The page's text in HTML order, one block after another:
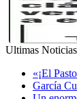
Ultimas Noticias
«¡El
García